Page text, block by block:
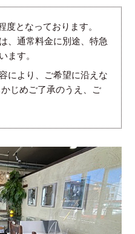
度となっております。
、通常料金に別途、特急
ます。
により、ご希望に沿えな
じめご了承のうえ、ご